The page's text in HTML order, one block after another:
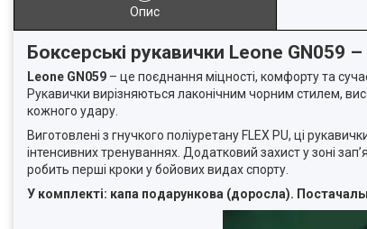
Опис
Боксерські рукавички Leone GN059
Leone GN059 – це поєднання міцності, комфорту та
Рукавички вирізняються лаконічним чорним стилем,
кожного удару.
Виготовлені з гнучкого поліуретану FLEX PU, ці
інтенсивних тренуваннях. Додатковий захист у зоні
робить перші кроки у бойових видах спорту.
У комплекті: капа подарункова (доросла).